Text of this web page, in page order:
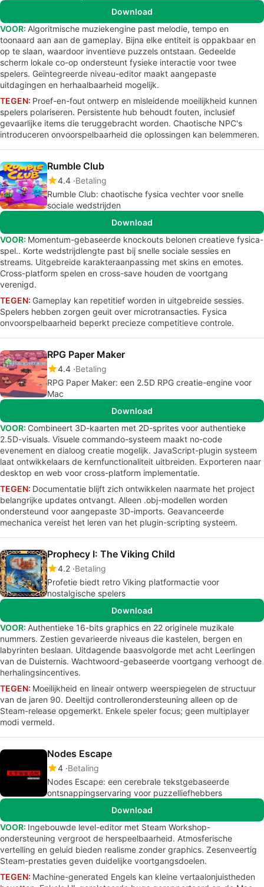
Download
VOOR: Algoritmische muziekengine past melodie, tempo en
toonaard aan aan de gameplay. Bijna elke entiteit is oppakbaar en
op te slaan, waardoor inventieve puzzels ontstaan. Gedeelde
scherm lokale co-op ondersteunt fysieke interactie voor twee
spelers. Geïntegreerde niveau-editor maakt aangepaste
uitdagingen en herhaalbaarheid mogelijk.
TEGEN: Proef-en-fout ontwerp en misleidende moeilijkheid kunnen
spelers polariseren. Persistente hub behoudt fouten, inclusief
gevaarlijke items die teruggebracht worden. Chaotische NPC's
introduceren onvoorspelbaarheid die oplossingen kan belemmeren.
Rumble Club
4.4 Betaling
Rumble Club: chaotische fysica vechter voor snelle
sociale wedstrijden
Download
VOOR: Momentum-gebaseerde knockouts belonen creatieve fysica-
spel.. Korte wedstrijdlengte past bij snelle sociale sessies en
streams. Uitgebreide karakteraanpassing met skins en emotes.
Cross-platform spelen en cross-save houden de voortgang
verenigd.
TEGEN: Gameplay kan repetitief worden in uitgebreide sessies.
Spelers hebben zorgen geuit over microtransacties. Fysica
onvoorspelbaarheid beperkt precieze competitieve controle.
RPG Paper Maker
4.4 Betaling
RPG Paper Maker: een 2.5D RPG creatie-engine voor
Mac
Download
VOOR: Combineert 3D-kaarten met 2D-sprites voor authentieke
2.5D-visuals. Visuele commando-systeem maakt no-code
evenement en dialoog creatie mogelijk. JavaScript-plugin systeem
laat ontwikkelaars de kernfunctionaliteit uitbreiden. Exporteren naar
desktop en web voor cross-platform implementatie.
TEGEN: Documentatie blijft zich ontwikkelen naarmate het project
belangrijke updates ontvangt. Alleen .obj-modellen worden
ondersteund voor aangepaste 3D-imports. Geavanceerde
mechanica vereist het leren van het plugin-scripting systeem.
Prophecy I: The Viking Child
4.2 Betaling
Profetie biedt retro Viking platformactie voor
nostalgische spelers
Download
VOOR: Authentieke 16-bits graphics en 22 originele muzikale
nummers. Zestien gevarieerde niveaus die kastelen, bergen en
labyrinten beslaan. Uitdagende baasvolgorde met acht Leerlingen
van de Duisternis. Wachtwoord-gebaseerde voortgang verhoogt de
herhalingsincentives.
TEGEN: Moeilijkheid en lineair ontwerp weerspiegelen de structuur
van de jaren 90. Deeltijd controllerondersteuning alleen op de
Steam-release opgemerkt. Enkele speler focus; geen multiplayer
modi vermeld.
Nodes Escape
4 Betaling
Nodes Escape: een cerebrale tekstgebaseerde
ontsnappingservaring voor puzzelliefhebbers
Download
VOOR: Ingebouwde level-editor met Steam Workshop-
ondersteuning vergroot de herspeelbaarheid. Atmosferische
vertelling en geluid bieden realisme zonder graphics. Zesenveertig
Steam-prestaties geven duidelijke voortgangsdoelen.
TEGEN: Machine-generated Engels kan kleine vertaalonjuistheden